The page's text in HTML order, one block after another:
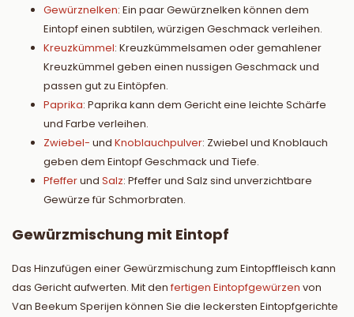
Gewürznelken: Ein paar Gewürznelken können dem
Eintopf einen subtilen, würzigen Geschmack verleihen.
Kreuzkümmel: Kreuzkümmelsamen oder gemahlener
Kreuzkümmel geben einen nussigen Geschmack und
passen gut zu Eintöpfen.
Paprika: Paprika kann dem Gericht eine leichte Schärfe
und Farbe verleihen.
Zwiebel- und Knoblauchpulver: Zwiebel und Knoblauch
geben dem Eintopf Geschmack und Tiefe.
Pfefferund Salz: Pfeffer und Salz sind unverzichtbare
Gewürze für Schmorbraten.
Gewürzmischung mit Eintopf
Das Hinzufügen einer Gewürzmischung zum Eintopffleisch kann
das Gericht aufwerten. Mit denfertigen Eintopfgewürzen von
Van Beekum Sperijen können Sie die leckersten Eintopfgerichte